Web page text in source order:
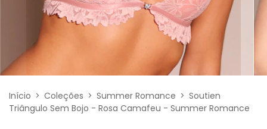
Início > Coleções > Summer Romance > Soutien
Triângulo Sem Bojo - Rosa Camafeu - Summer Romance